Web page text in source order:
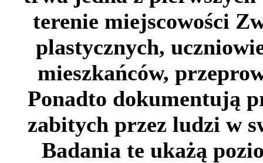
terenie miejscowości
plastycznych,
mieszkańców,
Ponadto dokumentują
zabitych przez ludzi w
Badania te ukażą